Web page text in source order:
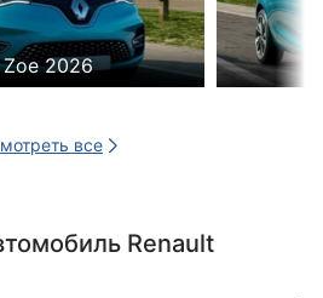
Zoe 2026
все
Renault